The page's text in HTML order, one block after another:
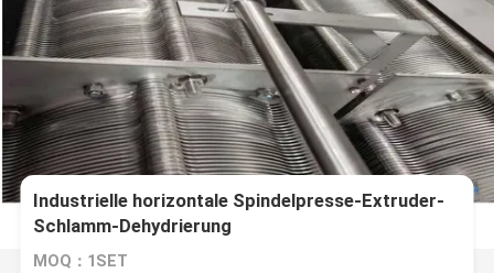
Industrielle horizontale Spindelpresse-Extruder-
Schlamm-Dehydrierung
MOQ：1SET